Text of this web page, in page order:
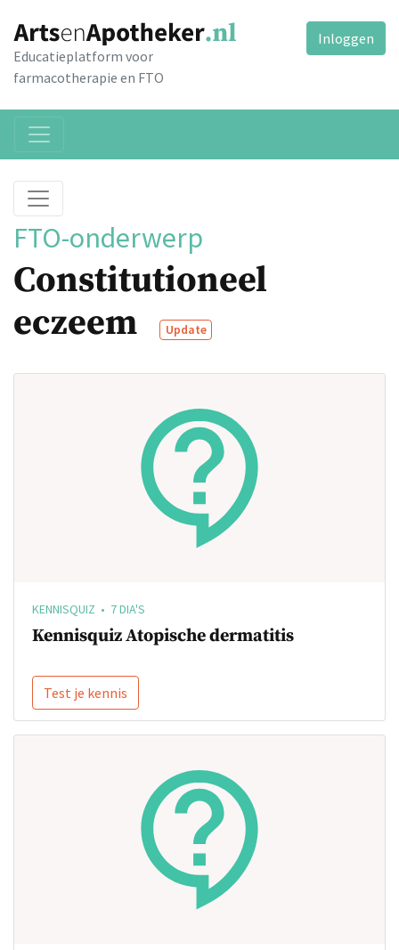
Educatieplatform voor
farmacotherapie en FTO
Inloggen
FTO-onderwerp
Constitutioneel
eczeem
Update
KENNISQUIZ • 7 DIA'S
Kennisquiz Atopische dermatitis
Test je kennis